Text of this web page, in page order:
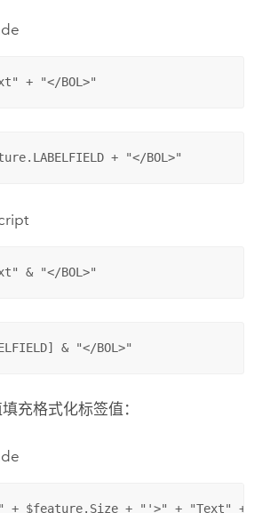
+ "</BOL>"
+ "</BOL>"
& "</BOL>"
& "</BOL>"
充格式化标签值：
+ $feature.Size + "'>" + "Text" +